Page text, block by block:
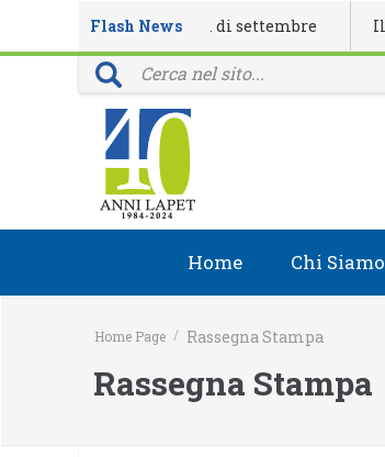
Home Chi Siamo
Guida lapet
Rassegna Stampa
Home Page / Rassegna Stampa
Flash News
eventi formativi di settembre Il
40 anni della rivista Il Tributarista